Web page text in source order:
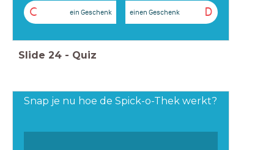
C ein Geschenk D
einen Geschenk
Slide 24 - Quiz
Snap je nu hoe de Spick-o-Thek werkt?